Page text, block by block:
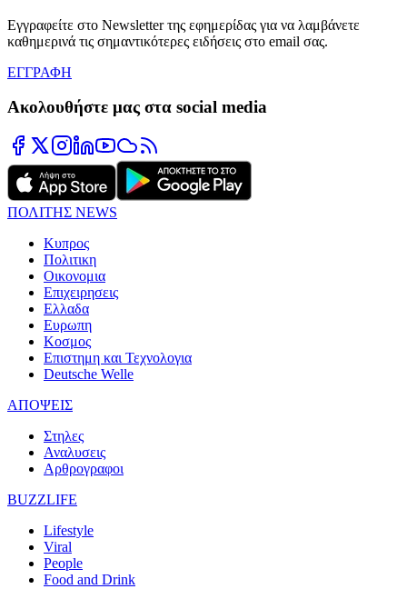
Εγγραφείτε στο Newsletter της εφημερίδας για να λαμβάνετε
καθημερινά τις σημαντικότερες ειδήσεις στο email σας.
ΕΓΓΡΑΦΗ
Ακολουθήστε μας στα social media
ΠΟΛΙΤΗΣ NEWS
Κυπρος
Πολιτικη
Οικονομια
Επιχειρησεις
Ελλαδα
Ευρωπη
Κοσμος
Επιστημη και Τεχνολογια
Deutsche Welle
ΑΠΟΨΕΙΣ
Στηλες
Αναλυσεις
Αρθρογραφοι
BUZZLIFE
Lifestyle
Viral
People
Food and Drink